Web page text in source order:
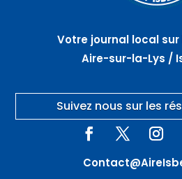
Votre journal local
Aire-sur-la-Lys /
Suivez nous sur les